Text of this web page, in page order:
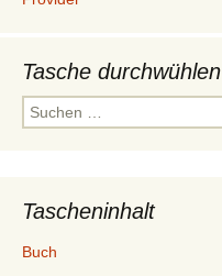
Tasche durchwühlen
Suchen
nach:
Tascheninhalt
Buch